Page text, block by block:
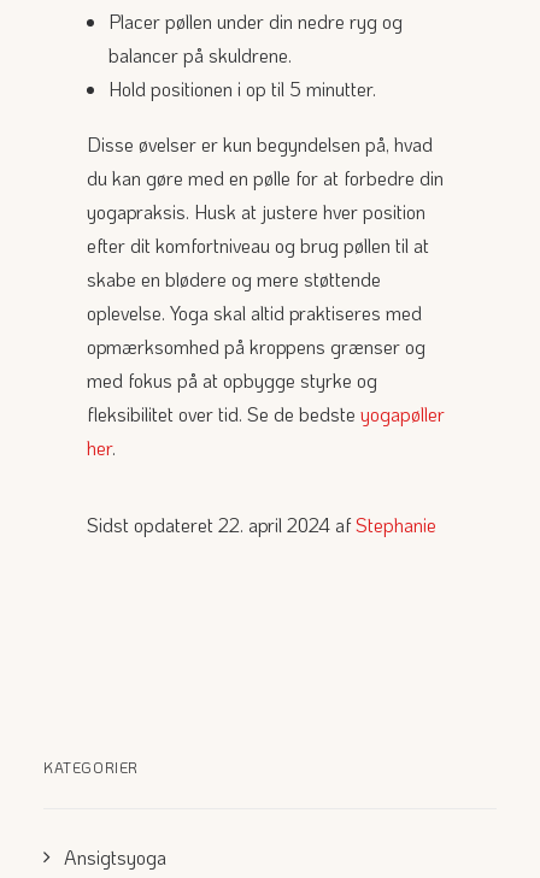
Placer pøllen under din nedre ryg og
balancer på skuldrene.
Hold positionen i op til 5 minutter.
Disse øvelser er kun begyndelsen på, hvad
du kan gøre med en pølle for at forbedre din
yogapraksis. Husk at justere hver position
efter dit komfortniveau og brug pøllen til at
skabe en blødere og mere støttende
oplevelse. Yoga skal altid praktiseres med
opmærksomhed på kroppens grænser og
med fokus på at opbygge styrke og
fleksibilitet over tid. Se de bedste yogapøller
her.
Sidst opdateret 22. april 2024 afStephanie
KATEGORIER
Ansigtsyoga